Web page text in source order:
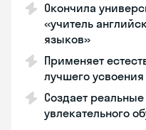
Окончила
«учитель
языков»
Применяет
лучшего
Создает
увлекательного